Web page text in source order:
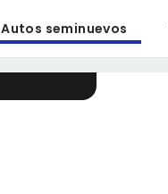
Autos seminuevos